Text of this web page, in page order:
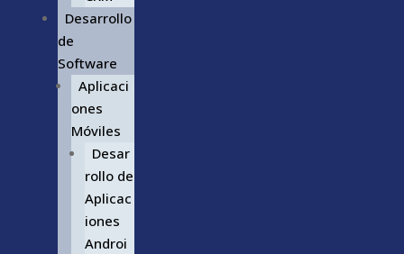
Desarrollo
de
Software
Aplicaci
ones
Móviles
Desar
rollo de
Aplicac
iones
Androi